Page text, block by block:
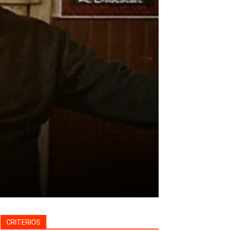
CRITERIOS